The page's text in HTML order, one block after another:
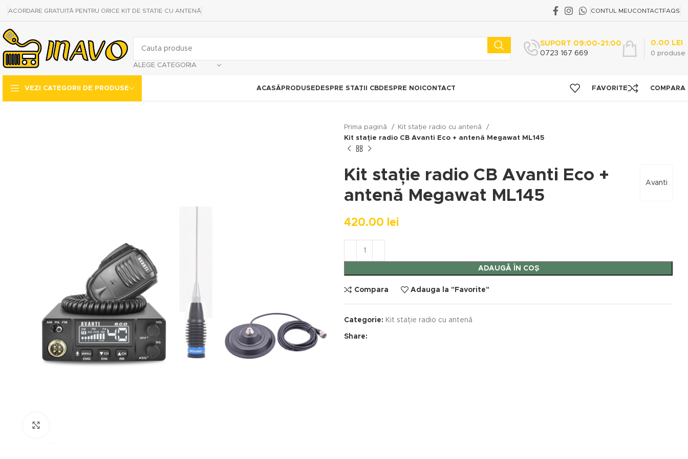
ACORDARE GRATUITĂ PENTRU ORICE KIT DE STAȚIE CU ANTENĂ CONTUL MEUCONTACTFAQS
ALEGE CATEGORIA
SUPORT 09:00-21:00
0723 167 669
0 produse
0.00 LEI
VEZI CATEGORII DE PRODUSE ACASĂ PRODUSE DESPRE STAȚII CBDESPRE NOI CONTACT FAVORITE COMPARA
Prima pagină
Kit stație radio cu antenă
Kit stație radio CB Avanti Eco + antenă Megawat ML145
Avanti
Kit stație radio CB Avanti Eco +
antenă Megawat ML145
420.00 lei
ADAUGĂ ÎN COȘ
Compara Adauga la "Favorite"
Categorie: Kit stație radio cu antenă
Share: